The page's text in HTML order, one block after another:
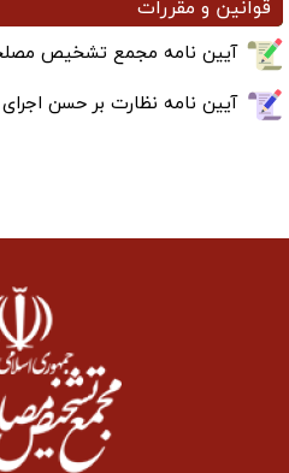
قوانین و مقررات
آیین نامه مجمع تشخیص
آیین نامه نظارت بر حسن